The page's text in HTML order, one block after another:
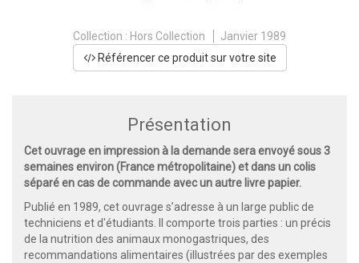
Collection : Hors Collection
Janvier 1989
Référencer ce produit sur votre site
Présentation
Cet ouvrage en impression à la demande sera envoyé sous 3
semaines environ (France métropolitaine) et dans un colis
séparé en cas de commande avec un autre livre papier.
Publié en 1989, cet ouvrage s’adresse à un large public de
techniciens et d'étudiants. Il comporte trois parties : un précis
de la nutrition des animaux monogastriques, des
recommandations alimentaires (illustrées par des exemples